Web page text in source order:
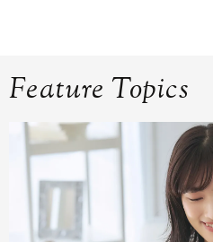
Feature Topics